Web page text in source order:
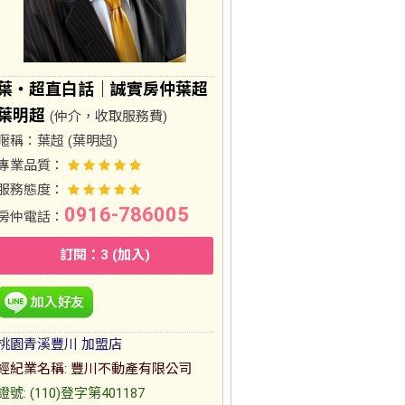
・超直白話｜誠實房仲葉超
明超 (仲介，收取服務費)
稱： 葉超 (葉明超)
業品質：
務態度：
仲電話： 0916-786005
訂閱：3 (加入)
園青溪豐川 加盟店
紀業名稱: 豐川不動產有限公司
號: (110)登字第401187